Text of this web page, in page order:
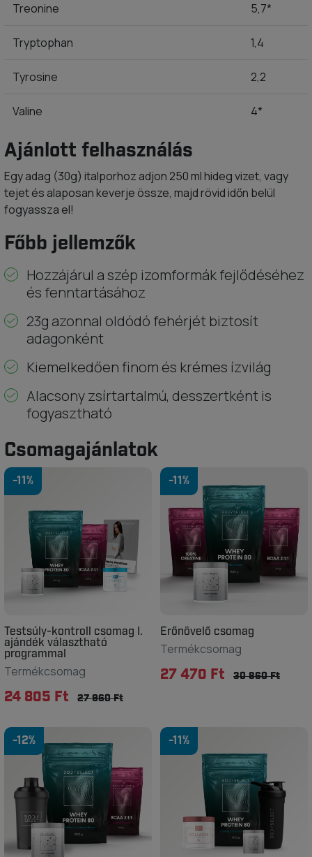
Treonine 5,7*
Tryptophan 1,4
Tyrosine 2,2
Valine 4*
Ajánlott felhasználás
Egy adag (30g) italporhoz adjon 250 ml hideg vizet, vagy
tejet és alaposan keverje össze, majd rövid időn belül
fogyassza el!
Főbb jellemzők
Hozzájárul a szép izomformák fejlődéséhez
és fenntartásához
23g azonnal oldódó fehérjét biztosít
adagonként
Kiemelkedően finom és krémes ízvilág
Alacsony zsírtartalmú, desszertként is
fogyasztható
Csomagajánlatok
-11%
Testsúly-kontroll csomag I.
ajándék választható
programmal
Termékcsomag
24 805 Ft 27 960 Ft
-11%
Erőnövelő csomag
Termékcsomag
27 470 Ft 30 860 Ft
-12% -11%